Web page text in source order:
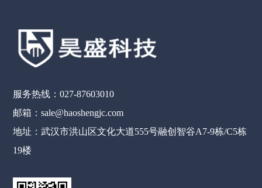
服务热线：027-87603010
邮箱：sale@haoshengjc.com
地址：武汉市洪山区文化大道555号融创智谷A7-9栋/C5栋
19楼